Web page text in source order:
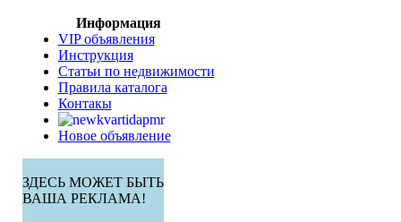
Информация
VIP объявления
Инструкция
Статьи по недвижимости
Правила каталога
Контакы
Новое объявление
ЗДЕСЬ МОЖЕТ БЫТЬ
ВАША РЕКЛАМА!